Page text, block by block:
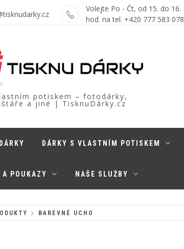
Volejte Po - Čt, od 15. do 16.
hod. na tel. +420 777 583 078
potiskem – fotodárky,
a jiné | TisknuDárky.cz
DÁRKY S VLASTNÍM POTISKEM
A POUKAZY NAŠE SLUŽBY
BAREVNÉ UCHO